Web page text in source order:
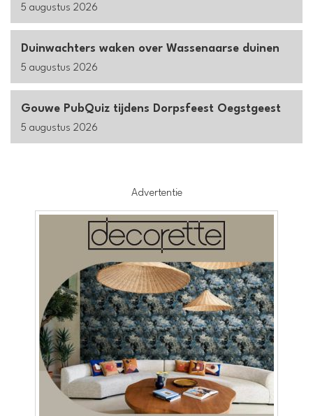
5 augustus 2026
Duinwachters waken over Wassenaarse duinen
5 augustus 2026
Gouwe PubQuiz tijdens Dorpsfeest Oegstgeest
5 augustus 2026
Advertentie